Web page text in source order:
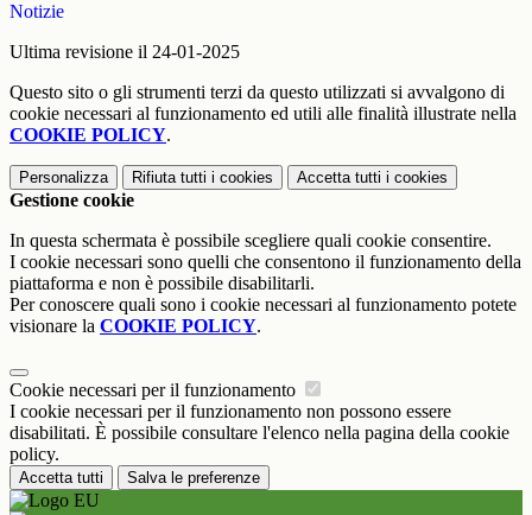
Notizie
Ultima revisione il 24-01-2025
Questo sito o gli strumenti terzi da questo utilizzati si avvalgono di
cookie necessari al funzionamento ed utili alle finalità illustrate nella
COOKIE POLICY.
Personalizza Rifiuta tutti i cookies Accetta tutti i cookies
Gestione cookie
In questa schermata è possibile scegliere quali cookie consentire.
I cookie necessari sono quelli che consentono il funzionamento della
piattaforma e non è possibile disabilitarli.
Per conoscere quali sono i cookie necessari al funzionamento potete
visionare la COOKIE POLICY.
Cookie necessari per il funzionamento
I cookie necessari per il funzionamento non possono essere
disabilitati. È possibile consultare l'elenco nella pagina della cookie
policy.
Accetta tutti Salva le preferenze